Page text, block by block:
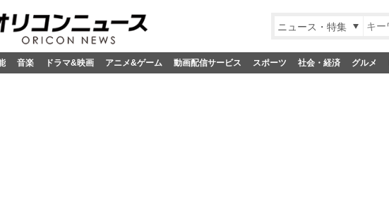
ニュース・特集
音楽 ドラマ&映画 アニメ&ゲーム 動画配信サービス スポーツ 社会・経済 グルメ